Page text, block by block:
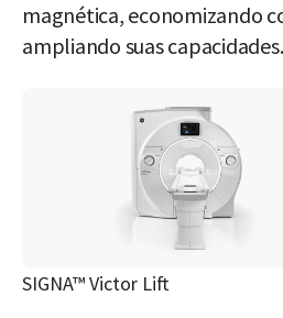
magnética, economizando
ampliando suas capacidades.
SIGNA™ Victor Lift